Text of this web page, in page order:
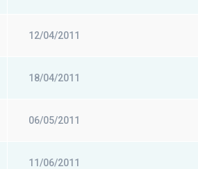
12/04/2011
18/04/2011
06/05/2011
11/06/2011